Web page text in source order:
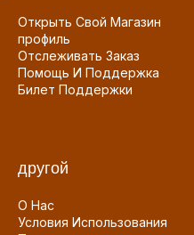
Открыть Свой Магазин
профиль
Отслеживать Заказ
Помощь И Поддержка
Билет Поддержки
другой
О Нас
Условия Использования